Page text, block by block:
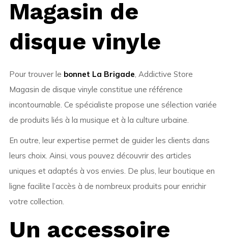
Magasin de
disque vinyle
Pour trouver le bonnet La Brigade, Addictive Store
Magasin de disque vinyle constitue une référence
incontournable. Ce spécialiste propose une sélection variée
de produits liés à la musique et à la culture urbaine.
En outre, leur expertise permet de guider les clients dans
leurs choix. Ainsi, vous pouvez découvrir des articles
uniques et adaptés à vos envies. De plus, leur boutique en
ligne facilite l’accès à de nombreux produits pour enrichir
votre collection.
Un accessoire